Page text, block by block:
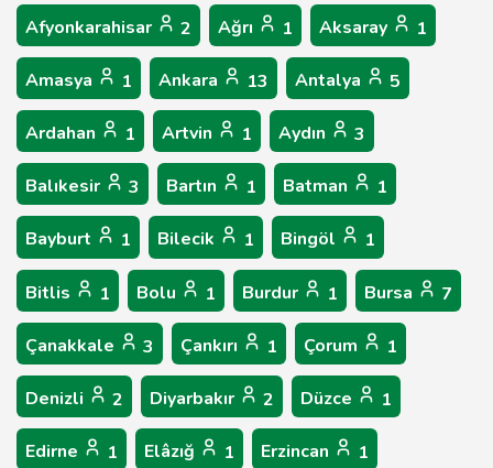
Afyonkarahisar 2 Ağrı 1 Aksaray 1
Amasya 1 Ankara 13 Antalya 5
Ardahan 1 Artvin 1 Aydın 3
Balıkesir 3 Bartın 1 Batman 1
Bayburt 1 Bilecik 1 Bingöl 1
Bitlis 1 Bolu 1 Burdur 1 Bursa 7
Çanakkale 3 Çankırı 1 Çorum 1
Denizli 2 Diyarbakır 2 Düzce 1
Edirne 1 Elâzığ 1 Erzincan 1